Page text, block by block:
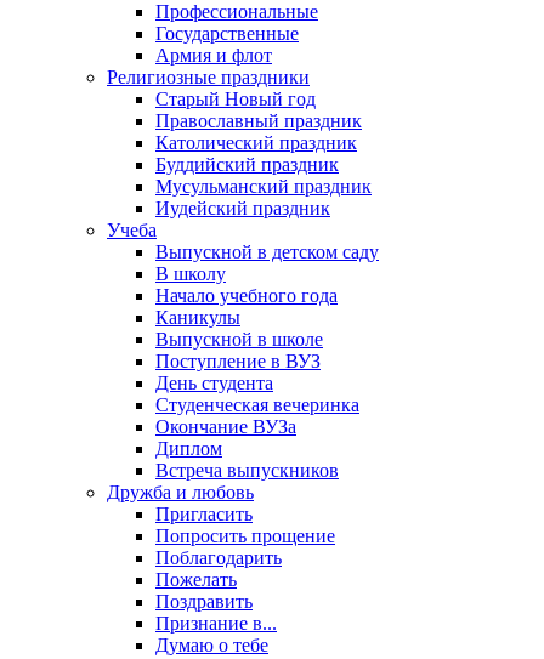
Профессиональные
Государственные
Армия и флот
Религиозные праздники
Старый Новый год
Православный праздник
Католический праздник
Буддийский праздник
Мусульманский праздник
Иудейский праздник
Учеба
Выпускной в детском саду
В школу
Начало учебного года
Каникулы
Выпускной в школе
Поступление в ВУЗ
День студента
Студенческая вечеринка
Окончание ВУЗа
Диплом
Встреча выпускников
Дружба и любовь
Пригласить
Попросить прощение
Поблагодарить
Пожелать
Поздравить
Признание в...
Думаю о тебе